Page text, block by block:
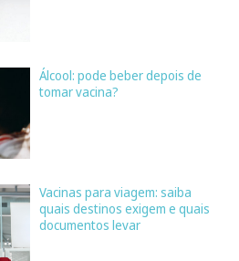
Álcool: pode beber depois de
tomar vacina?
Vacinas para viagem: saiba
quais destinos exigem e quais
documentos levar